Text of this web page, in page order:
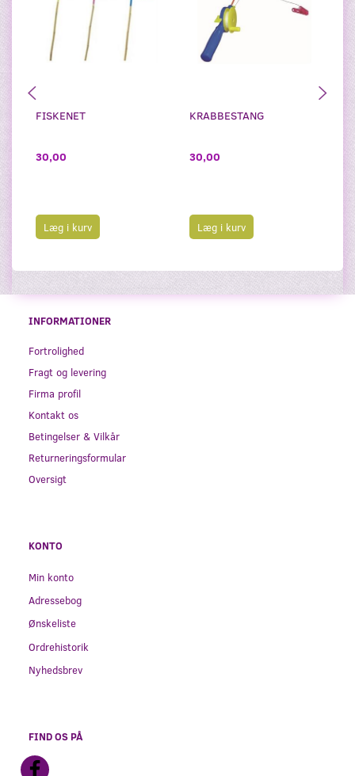
FISKENET
30,00
Læg i kurv
KRABBESTANG
30,00
Læg i kurv
INFORMATIONER
Fortrolighed
Fragt og levering
Firma profil
Kontakt os
Betingelser & Vilkår
Returneringsformular
Oversigt
KONTO
Min konto
Adressebog
Ønskeliste
Ordrehistorik
Nyhedsbrev
FIND OS PÅ